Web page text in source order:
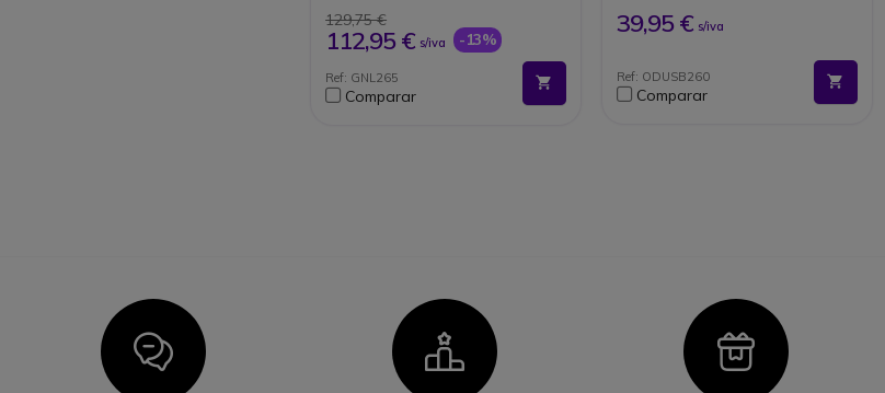
129,75 €
112,95 € s/iva -13%
Ref: GNL265
Comparar
Comprimento do cabo: 1,40 m
Conexão rápida e simples:
Compatível com auriculares
Jabra GN e Cleyver
39,95 € s/iva
Ref: ODUSB260
Comparar
Icon Icon Icon